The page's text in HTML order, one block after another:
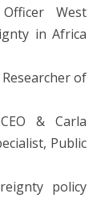
West
in Africa
of
& Carla
Public
policy